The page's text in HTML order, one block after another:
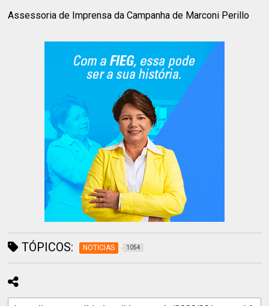
Assessoria de Imprensa da Campanha de Marconi Perillo
TÓPICOS: NOTICIAS 1054